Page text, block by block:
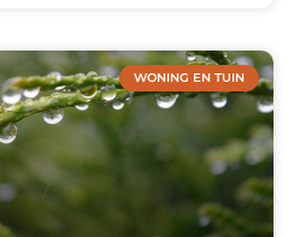
WONING EN TUIN